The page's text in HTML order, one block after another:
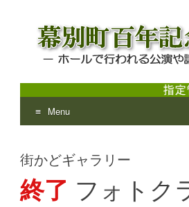
幕別町百年
ホールで行われる公演や講座のご
Menu
to
content
街かどギャラリー
終了 フォトク